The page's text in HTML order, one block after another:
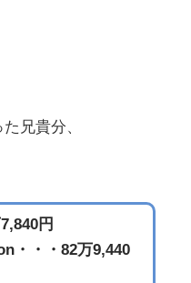
兄貴分、
円
・・・82万9,440